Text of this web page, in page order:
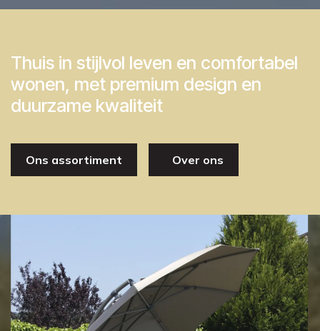
Thuis in stijlvol leven en comfortabel
wonen, met premium design en
duurzame kwaliteit
Ons assortiment Over ons